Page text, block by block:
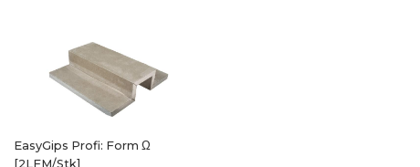
EasyGips Profi: Form Ω
[2LFM/Stk]